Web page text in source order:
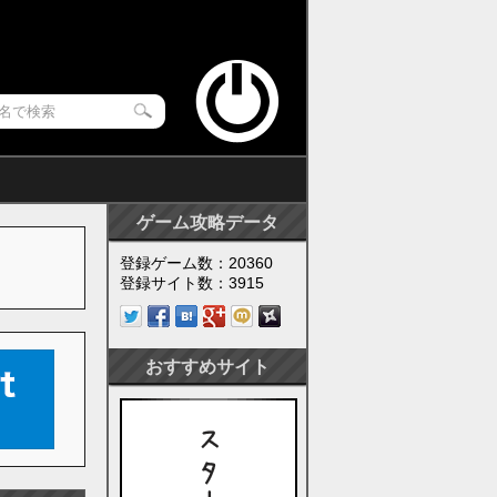
ゲーム攻略データ
登録ゲーム数：20360
登録サイト数：3915
おすすめサイト